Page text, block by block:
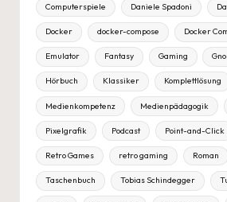
Computerspiele Daniele Spadoni
Docker docker-compose Docker
Emulator Fantasy Gaming
Hörbuch Klassiker Komplettlösung
Medienkompetenz Medienpädagogik
Pixelgrafik Podcast Point-and-Click
Retro Games retro gaming Roman
Taschenbuch Tobias Schindegger